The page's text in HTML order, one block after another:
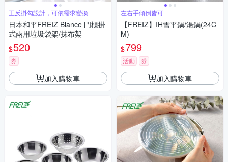
正反掛勾設計，可依需求變換
日本和平FREIZ Blance 門櫃掛
式兩用垃圾袋架/抹布架
$520
券
加入購物車
左右手傾倒皆可
【FREIZ】IH雪平鍋/湯鍋(24C
M)
$799
活動 券
加入購物車